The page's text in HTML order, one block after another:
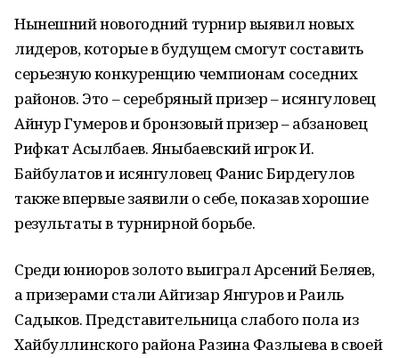
Нынешний новогодний турнир выявил новых
лидеров, которые в будущем смогут составить
серьезную конкуренцию чемпионам соседних
районов. Это – серебряный призер – исянгуловец
Айнур Гумеров и бронзовый призер – абзановец
Рифкат Асылбаев. Яныбаевский игрок И.
Байбулатов и исянгуловец Фанис Бирдегулов
также впервые заявили о себе, показав хорошие
результаты в турнирной борьбе.
Среди юниоров золото выиграл Арсений Беляев,
а призерами стали Айгизар Янгуров и Раиль
Садыков. Представительница слабого пола из
Хайбуллинского района Разина Фазлыева в своей